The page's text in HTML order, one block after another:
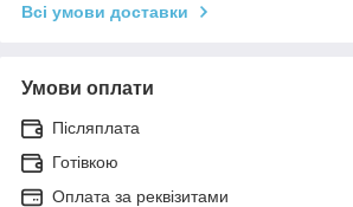
Всі умови доставки
Умови оплати
Післяплата
Готівкою
Оплата за реквізитами